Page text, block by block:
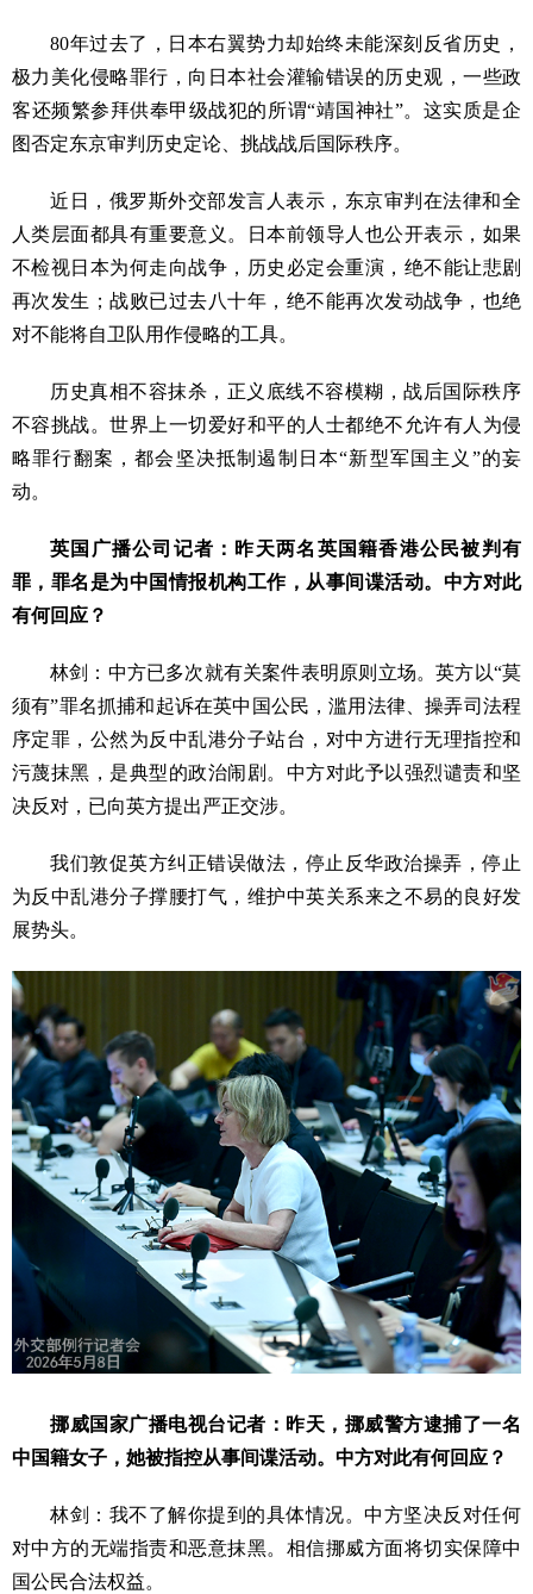
80年过去了，日本右翼势力却始终未能深刻反省历史，
极力美化侵略罪行，向日本社会灌输错误的历史观，一些政
客还频繁参拜供奉甲级战犯的所谓“靖国神社”。这实质是企
图否定东京审判历史定论、挑战战后国际秩序。
近日，俄罗斯外交部发言人表示，东京审判在法律和全
人类层面都具有重要意义。日本前领导人也公开表示，如果
不检视日本为何走向战争，历史必定会重演，绝不能让悲剧
再次发生；战败已过去八十年，绝不能再次发动战争，也绝
对不能将自卫队用作侵略的工具。
历史真相不容抹杀，正义底线不容模糊，战后国际秩序
不容挑战。世界上一切爱好和平的人士都绝不允许有人为侵
略罪行翻案，都会坚决抵制遏制日本“新型军国主义”的妄
动。
英国广播公司记者：昨天两名英国籍香港公民被判有
罪，罪名是为中国情报机构工作，从事间谍活动。中方对此
有何回应？
林剑：中方已多次就有关案件表明原则立场。英方以“莫
须有”罪名抓捕和起诉在英中国公民，滥用法律、操弄司法程
序定罪，公然为反中乱港分子站台，对中方进行无理指控和
污蔑抹黑，是典型的政治闹剧。中方对此予以强烈谴责和坚
决反对，已向英方提出严正交涉。
我们敦促英方纠正错误做法，停止反华政治操弄，停止
为反中乱港分子撑腰打气，维护中英关系来之不易的良好发
展势头。
挪威国家广播电视台记者：昨天，挪威警方逮捕了一名
中国籍女子，她被指控从事间谍活动。中方对此有何回应？
林剑：我不了解你提到的具体情况。中方坚决反对任何
对中方的无端指责和恶意抹黑。相信挪威方面将切实保障中
国公民合法权益。